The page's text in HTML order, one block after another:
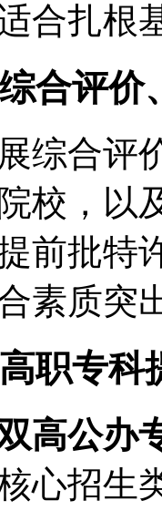
合扎根
综合评
综合评
校，以
前批特
素质突
高职专
高公办
心招生